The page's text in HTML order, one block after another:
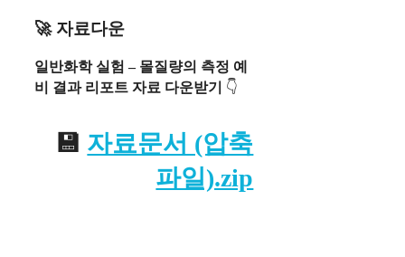
🚀 자료다운
일반화학 실험 – 몰질량의 측정 예
비 결과 리포트 자료 다운받기 👇
💾 자료문서 (압축
파일).zip